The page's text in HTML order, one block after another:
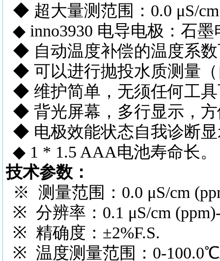
◆ 超大量测范围：0.0 μS/
◆ inno3930 电导电极：石
◆ 自动温度补偿的温
◆ 可以进行抛投水质
◆ 维护简单，无须任
◆ 背光屏幕，多行
◆ 电极效能状态自
◆ 1 * 1.5 AAA电池寿命长。
技术参数：
※ 测量范围：0.0 μS/cm
※ 分辨率：0.1 μS/cm
※ 精确度：±2%F.S.
※ 温度测量范围：0-